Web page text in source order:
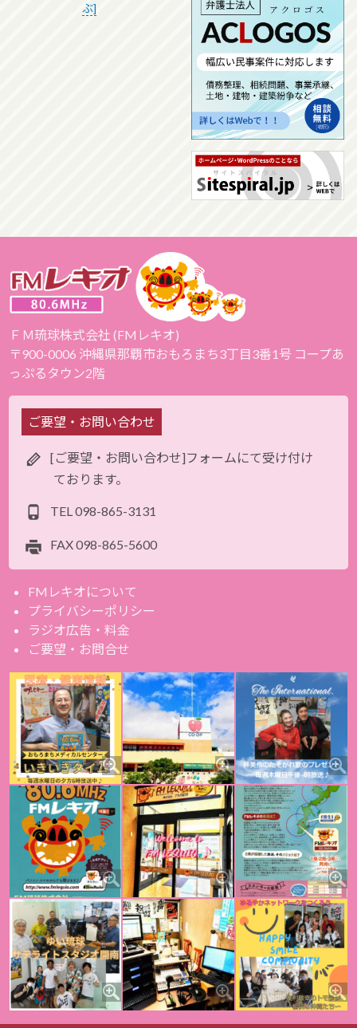
ぶ]
ＦＭ琉球株式会社 (FMレキオ)
〒900-0006 沖縄県那覇市おもろまち3丁目3番1号 コープあ
っぷるタウン2階
ご要望・お問い合わせ
[ご要望・お問い合わせ]フォームにて受け付け
ております。
TEL 098-865-3131
FAX098-865-5600
FMレキオについて
プライバシーポリシー
ラジオ広告・料金
ご要望・お問合せ